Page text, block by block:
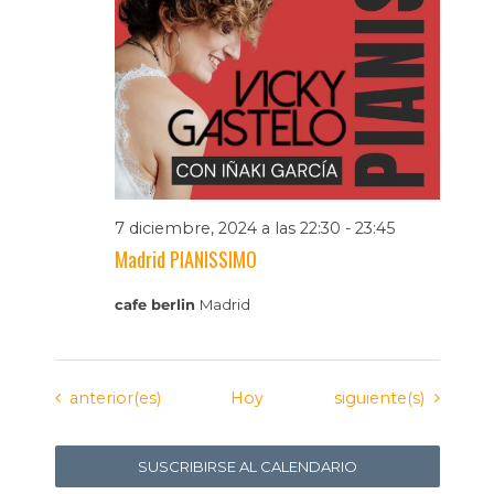
7 diciembre, 2024 a las 22:30 - 23:45
Madrid PIANISSIMO
cafe berlin Madrid
Eventos
anterior(es) Hoy Eventos
siguiente(s)
SUSCRIBIRSE AL CALENDARIO